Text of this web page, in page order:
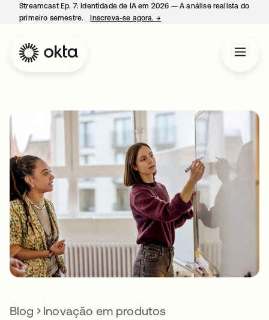
Streamcast Ep. 7: Identidade de IA em 2026 — A análise realista do
primeiro semestre.
Inscreva-se agora. →
Blog Inovação em produtos